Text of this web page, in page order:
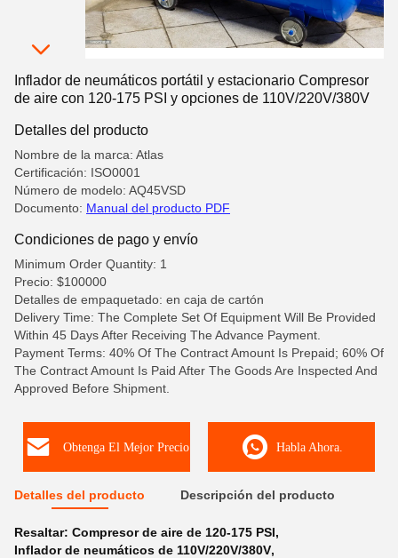
Inflador de neumáticos portátil y estacionario Compresor
de aire con 120-175 PSI y opciones de 110V/220V/380V
Detalles del producto
Nombre de la marca: Atlas
Certificación: ISO0001
Número de modelo: AQ45VSD
Documento: Manual del producto PDF
Condiciones de pago y envío
Minimum Order Quantity: 1
Precio: $100000
Detalles de empaquetado: en caja de cartón
Delivery Time: The Complete Set Of Equipment Will Be Provided
Within 45 Days After Receiving The Advance Payment.
Payment Terms: 40% Of The Contract Amount Is Prepaid; 60% Of
The Contract Amount Is Paid After The Goods Are Inspected And
Approved Before Shipment.
Obtenga El Mejor Precio Habla Ahora.
Detalles del producto Descripción del producto
Resaltar: Compresor de aire de 120-175 PSI,
Inflador de neumáticos de 110V/220V/380V,